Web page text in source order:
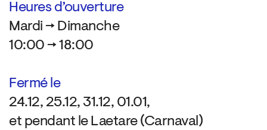
Heures d’ouverture
Mardi → Dimanche
10:00 → 18:00
Fermé le
24.12, 25.12, 31.12, 01.01,
et pendant le Laetare (Carnaval)